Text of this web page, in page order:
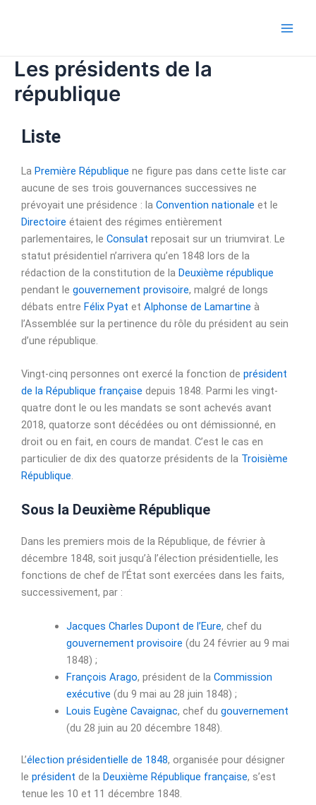
Les présidents de la
république
Liste
La Première République ne figure pas dans cette liste car
aucune de ses trois gouvernances successives ne
prévoyait une présidence : la Convention nationale et le
Directoire étaient des régimes entièrement
parlementaires, le Consulat reposait sur un triumvirat. Le
statut présidentiel n’arrivera qu’en 1848 lors de la
rédaction de la constitution de la Deuxième république
pendant le gouvernement provisoire, malgré de longs
débats entre Félix Pyat et Alphonse de Lamartine à
l’Assemblée sur la pertinence du rôle du président au sein
d’une république.
Vingt-cinq personnes ont exercé la fonction de président
de la République française depuis 1848. Parmi les vingt-
quatre dont le ou les mandats se sont achevés avant
2018, quatorze sont décédées ou ont démissionné, en
droit ou en fait, en cours de mandat. C’est le cas en
particulier de dix des quatorze présidents de la Troisième
République.
Sous la Deuxième République
Dans les premiers mois de la République, de février à
décembre 1848, soit jusqu’à l’élection présidentielle, les
fonctions de chef de l’État sont exercées dans les faits,
successivement, par :
Jacques Charles Dupont de l’Eure, chef du
gouvernement provisoire (du 24 février au 9 mai
1848) ;
François Arago, président de la Commission
exécutive (du 9 mai au 28 juin 1848) ;
Louis Eugène Cavaignac, chef du gouvernement
(du 28 juin au 20 décembre 1848).
L’élection présidentielle de 1848, organisée pour désigner
le président de la Deuxième République française, s’est
tenue les 10 et 11 décembre 1848.